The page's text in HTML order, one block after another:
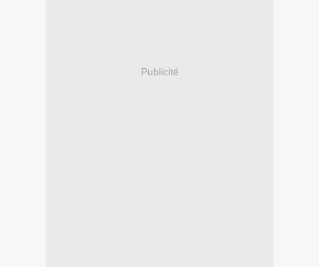
Publicité